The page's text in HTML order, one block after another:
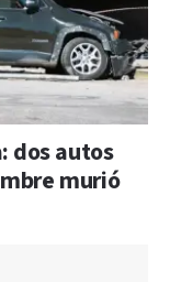
dos autos
murió